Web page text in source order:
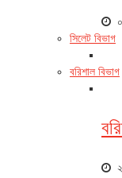
সিলেট বিভাগ
বরিশাল বিভাগ